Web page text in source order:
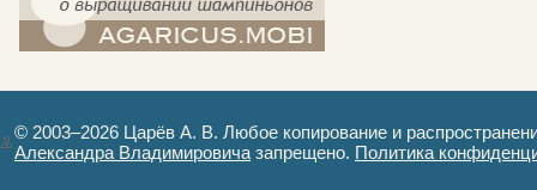
© 2003–2026 Царёв А. В. Любое копирование и
Александра Владимировича запрещено. Политика
Авторизация